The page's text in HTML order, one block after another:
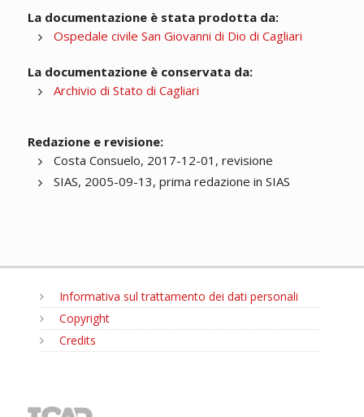
La documentazione è stata prodotta da:
Ospedale civile San Giovanni di Dio di Cagliari
La documentazione è conservata da:
Archivio di Stato di Cagliari
Redazione e revisione:
Costa Consuelo, 2017-12-01, revisione
SIAS, 2005-09-13, prima redazione in SIAS
Informativa sul trattamento dei dati personali
Copyright
Credits